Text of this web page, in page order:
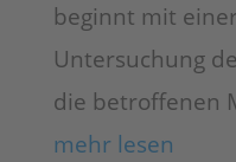
beginnt mit
Untersuchung
die betroffenen
mehr lesen